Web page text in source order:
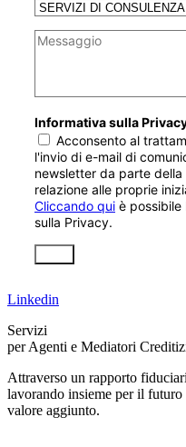
Informativa sulla
Acconsento al
l'invio di e-mail di
newsletter da parte della
relazione alle proprie
Cliccando qui è possibile
sulla Privacy.
Linkedin
Servizi
per Agenti e Mediatori
Attraverso un rapporto
lavorando insieme per il
valore aggiunto.